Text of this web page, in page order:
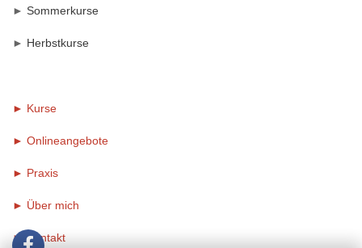
► Sommerkurse
► Herbstkurse
► Kurse
► Onlineangebote
► Praxis
► Über mich
►Kontakt